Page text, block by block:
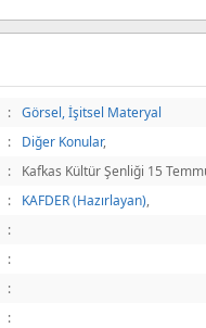
:
Görsel, İşitsel Materyal
: Diğer Konular,
:
Kafkas Kültür Şenliği 15
: KAFDER (Hazırlayan),
:
:
:
: